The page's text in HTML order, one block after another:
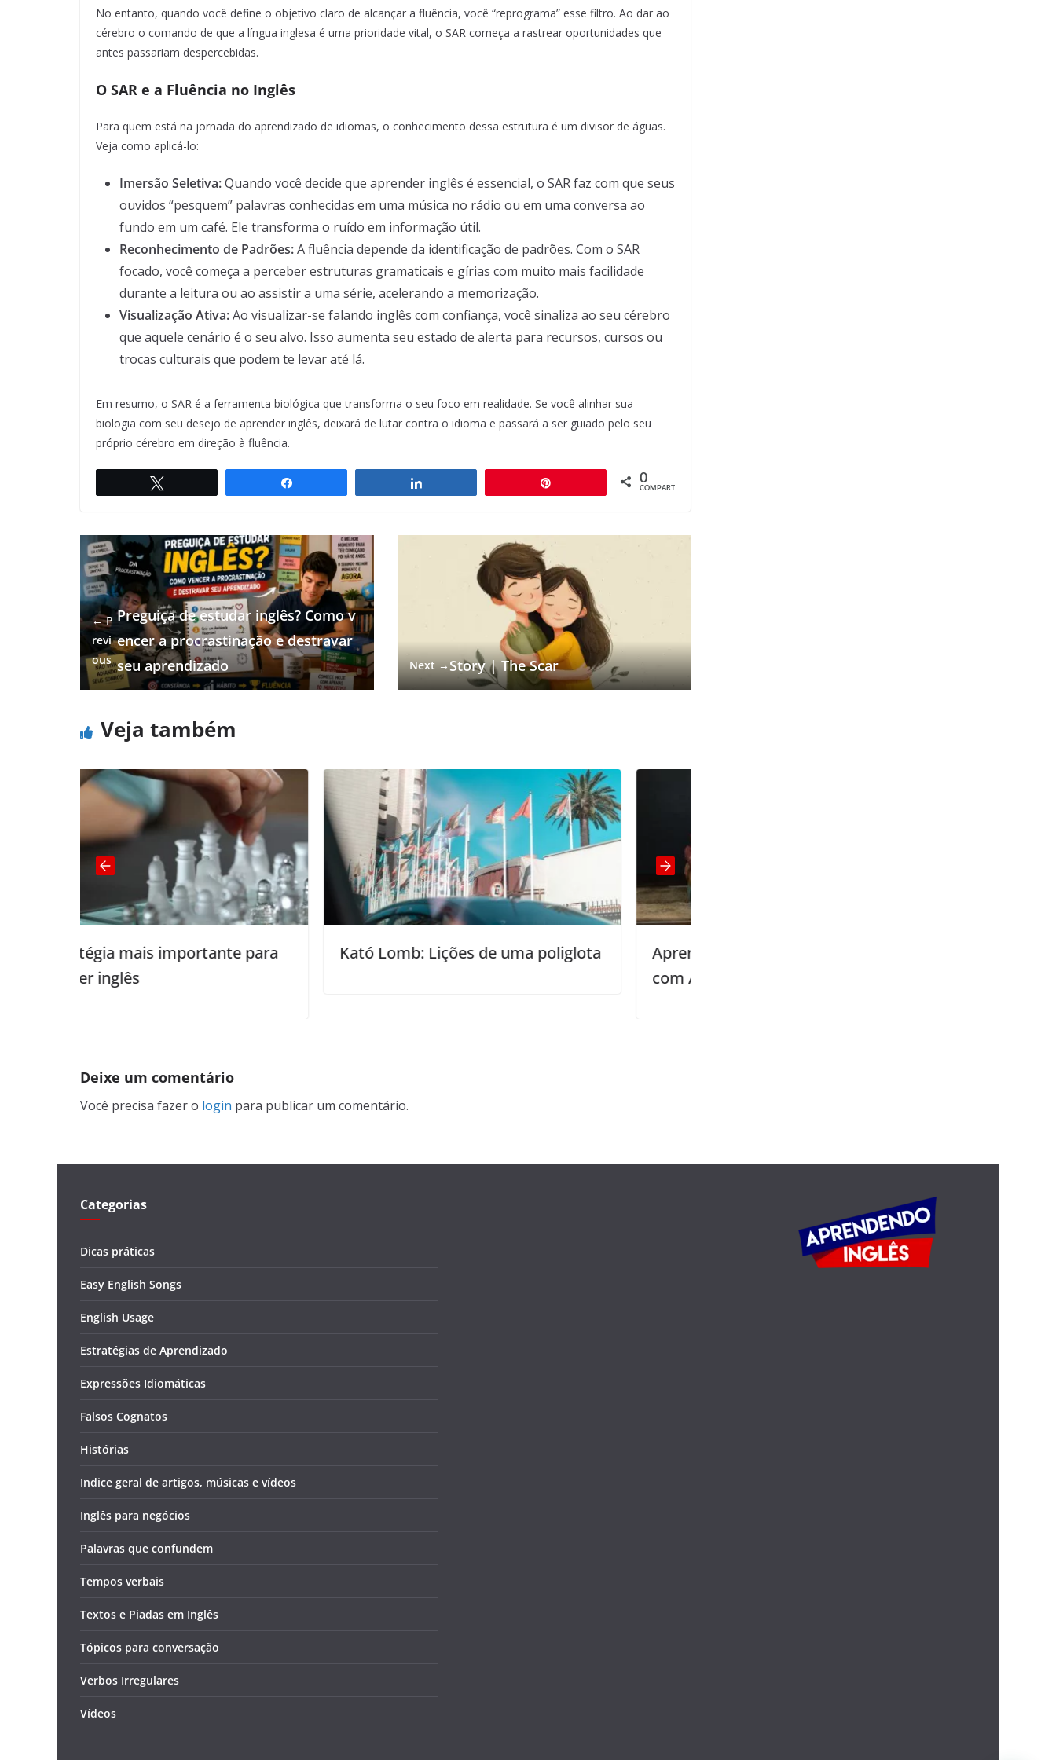
No entanto, quando você define o objetivo claro de alcançar a fluência, você “reprograma” esse filtro. Ao dar ao
cérebro o comando de que a língua inglesa é uma prioridade vital, o SAR começa a rastrear oportunidades que
antes passariam despercebidas.
O SAR e a Fluência no Inglês
Para quem está na jornada do aprendizado de idiomas, o conhecimento dessa estrutura é um divisor de águas.
Veja como aplicá-lo:
Imersão Seletiva:Quando você decide que aprender inglês é essencial, o SAR faz com que seus
ouvidos “pesquem” palavras conhecidas em uma música no rádio ou em uma conversa ao
fundo em um café. Ele transforma o ruído em informação útil.
Reconhecimento de Padrões:A fluência depende da identificação de padrões. Com o SAR
focado, você começa a perceber estruturas gramaticais e gírias com muito mais facilidade
durante a leitura ou ao assistir a uma série, acelerando a memorização.
Visualização Ativa:Ao visualizar-se falando inglês com confiança, você sinaliza ao seu cérebro
que aquele cenário é o seu alvo. Isso aumenta seu estado de alerta para recursos, cursos ou
trocas culturais que podem te levar até lá.
Em resumo, o SAR é a ferramenta biológica que transforma o seu foco em realidade. Se você alinhar sua
biologia com seu desejo de aprender inglês, deixará de lutar contra o idioma e passará a ser guiado pelo seu
próprio cérebro em direção à fluência.
0
COMPART.
← P
revi
ous
Preguiça de estudar inglês? Como v
encer a procrastinação e destravar
seu aprendizado
Next →Story | The Scar
Veja também
para Kató Lomb: Lições de uma poliglota
Aprenda expressões idiomáticas
Deixe um comentário
Você precisa fazer o login para publicar um comentário.
Categorias
Dicas práticas
Easy English Songs
English Usage
Estratégias de Aprendizado
Expressões Idiomáticas
Falsos Cognatos
Histórias
Indice geral de artigos, músicas e vídeos
Inglês para negócios
Palavras que confundem
Tempos verbais
Textos e Piadas em Inglês
Tópicos para conversação
Verbos Irregulares
Vídeos